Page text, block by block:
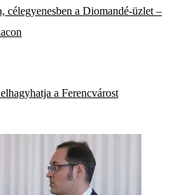
célegyenesben a Diomandé-üzlet –
a Ferencvárost